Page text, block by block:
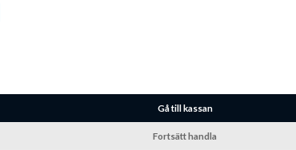
Gå till kassan
Fortsätt handla